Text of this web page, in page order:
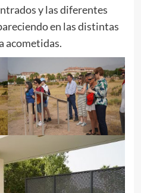
y las diferentes
en las distintas
acometidas.